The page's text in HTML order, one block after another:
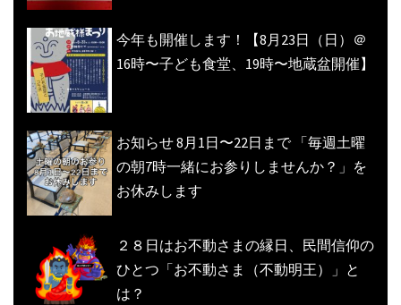
今年も開催します！【8月23日（日）＠
16時〜子ども食堂、19時〜地蔵盆開催】
お知らせ 8月1日〜22日まで 「毎週土曜
の朝7時一緒にお参りしませんか？」を
お休みします
２８日はお不動さまの縁日、民間信仰の
ひとつ「お不動さま（不動明王）」と
は？